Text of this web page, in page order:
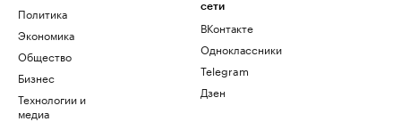
Политика
Экономика
Общество
Бизнес
Технологии и
медиа
сети
ВКонтакте
Одноклассники
Telegram
Дзен